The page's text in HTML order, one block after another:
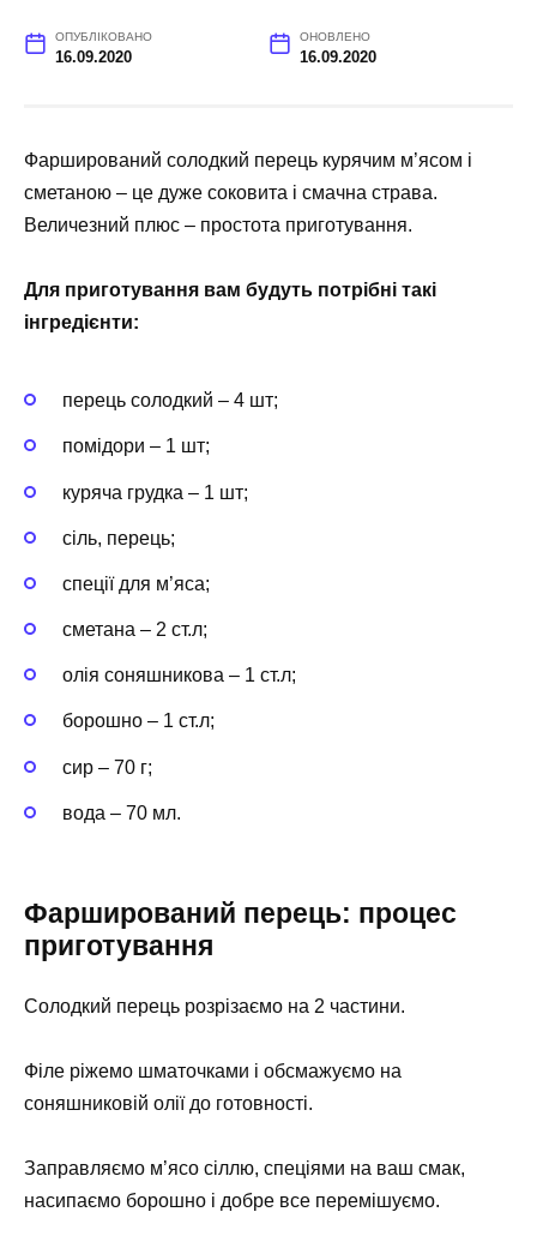
ОПУБЛІКОВАНО
16.09.2020
ОНОВЛЕНО
16.09.2020
Фарширований солодкий перець курячим м’ясом і
сметаною – це дуже соковита і смачна страва.
Величезний плюс – простота приготування.
Для приготування вам будуть потрібні такі
інгредієнти:
перець солодкий – 4 шт;
помідори – 1 шт;
куряча грудка – 1 шт;
сіль, перець;
спеції для м’яса;
сметана – 2 ст.л;
олія соняшникова – 1 ст.л;
борошно – 1 ст.л;
сир – 70 г;
вода – 70 мл.
Фарширований перець: процес
приготування
Солодкий перець розрізаємо на 2 частини.
Філе ріжемо шматочками і обсмажуємо на
соняшниковій олії до готовності.
Заправляємо м’ясо сіллю, спеціями на ваш смак,
насипаємо борошно і добре все перемішуємо.